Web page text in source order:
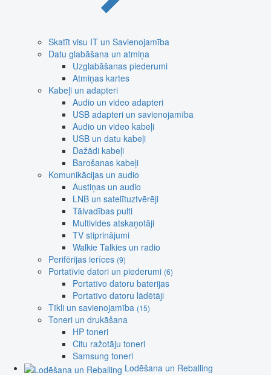
Skatīt visu IT un Savienojamība
Datu glabāšana un atmiņa
Uzglabāšanas piederumi
Atmiņas kartes
Kabeļi un adapteri
Audio un video adapteri
USB adapteri un savienojamība
Audio un video kabeļi
USB un datu kabeļi
Dažādi kabeļi
Barošanas kabeļi
Komunikācijas un audio
Austiņas un audio
LNB un satelītuztvērēji
Tālvadības pulti
Multivides atskaņotāji
TV stiprinājumi
Walkie Talkies un radio
Perifērijas ierīces (9)
Portatīvie datori un piederumi (6)
Portatīvo datoru baterijas
Portatīvo datoru lādētāji
Tīkli un savienojamība (15)
Toneri un drukāšana
HP toneri
Citu ražotāju toneri
Samsung toneri
Lodēšana un Reballing